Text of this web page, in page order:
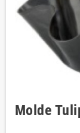
Molde